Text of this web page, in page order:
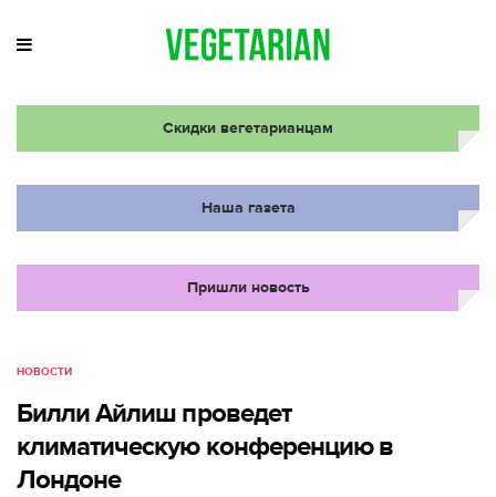
Скидки вегетарианцам
Наша газета
Пришли новость
НОВОСТИ
Билли Айлиш проведет
климатическую конференцию в
Лондоне